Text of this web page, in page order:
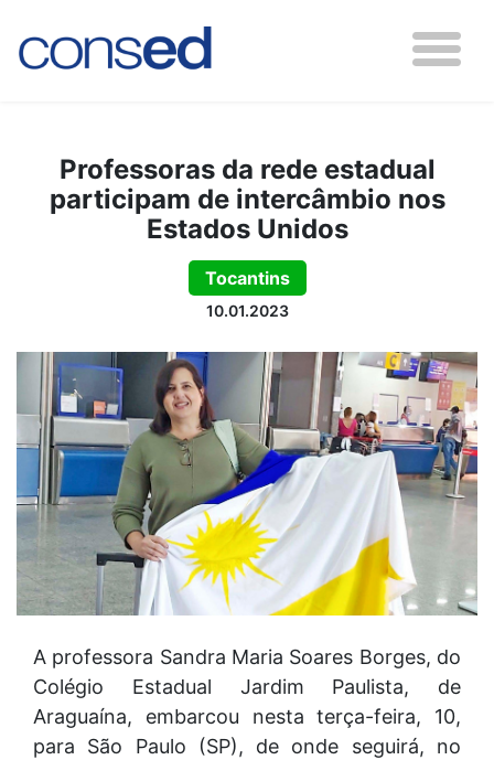
Professoras da rede estadual
participam de intercâmbio nos
Estados Unidos
Tocantins
10.01.2023
A professora Sandra Maria Soares Borges, do
Colégio Estadual Jardim Paulista, de
Araguaína, embarcou nesta terça-feira, 10,
para São Paulo (SP), de onde seguirá, no